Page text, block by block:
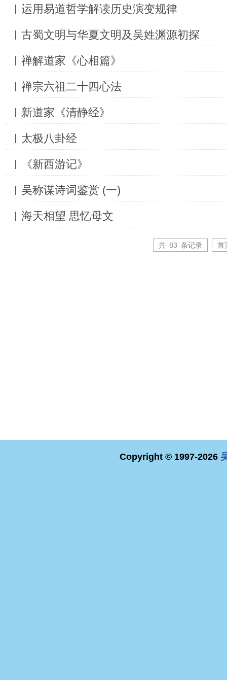
运用易道哲学解读历史演变规律
古蜀文明与华夏文明及吴姓渊源初探
禅解道家《心相篇》
禅宗六祖二十四心法
新道家《清静经》
太极八卦经
《新西游记》
吴称谋诗词鉴赏 (一)
海天相望 思忆母文
共 83 条记录 首
Copyright © 1997-2026